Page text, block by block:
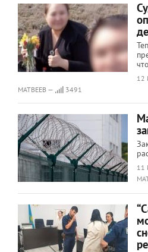
12
МАТВЕЕВ —
3491
11